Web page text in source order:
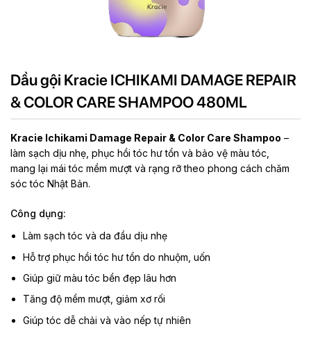
Dầu gội Kracie ICHIKAMI DAMAGE REPAIR
& COLOR CARE SHAMPOO 480ML
Kracie Ichikami Damage Repair & Color Care Shampoo –
làm sạch dịu nhẹ, phục hồi tóc hư tổn và bảo vệ màu tóc,
mang lại mái tóc mềm mượt và rạng rỡ theo phong cách chăm
sóc tóc Nhật Bản.
Công dụng:
Làm sạch tóc và da đầu dịu nhẹ
Hỗ trợ phục hồi tóc hư tổn do nhuộm, uốn
Giúp giữ màu tóc bền đẹp lâu hơn
Tăng độ mềm mượt, giảm xơ rối
Giúp tóc dễ chải và vào nếp tự nhiên